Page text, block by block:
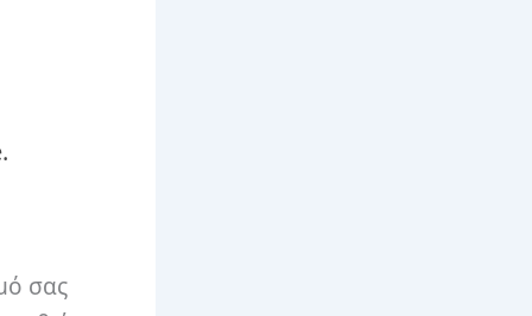
σας